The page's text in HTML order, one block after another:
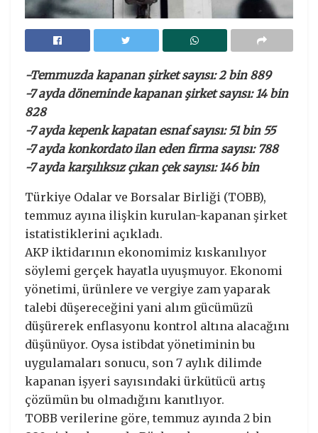
-Temmuzda kapanan şirket sayısı: 2 bin 889
-7 ayda döneminde kapanan şirket sayısı: 14 bin
828
-7 ayda kepenk kapatan esnaf sayısı: 51 bin 55
-7 ayda konkordato ilan eden firma sayısı: 788
-7 ayda karşılıksız çıkan çek sayısı: 146 bin
Türkiye Odalar ve Borsalar Birliği (TOBB),
temmuz ayına ilişkin kurulan-kapanan şirket
istatistiklerini açıkladı.
AKP iktidarının ekonomimiz kıskanılıyor
söylemi gerçek hayatla uyuşmuyor. Ekonomi
yönetimi, ürünlere ve vergiye zam yaparak
talebi düşereceğini yani alım gücümüzü
düşürerek enflasyonu kontrol altına alacağını
düşünüyor. Oysa istibdat yönetiminin bu
uygulamaları sonucu, son 7 aylık dilimde
kapanan işyeri sayısındaki ürkütücü artış
çözümün bu olmadığını kanıtlıyor.
TOBB verilerine göre, temmuz ayında 2 bin